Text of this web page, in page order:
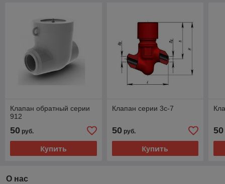
Клапан обратный серии
912
50 руб.
Купить
Клапан серии 3с-7
50руб.
Купить
50
О нас